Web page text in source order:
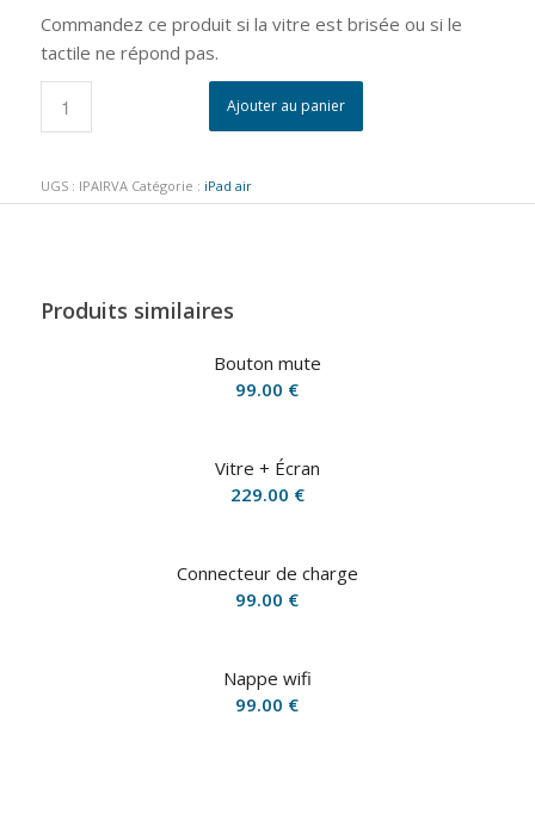
Commandez ce produit si la vitre est brisée ou si le
tactile ne répond pas.
Ajouter au panier
UGS : IPAIRVA Catégorie : iPad air
Produits similaires
Bouton mute
99.00 €
Vitre + Écran
229.00 €
Connecteur de charge
99.00 €
Nappe wifi
99.00 €